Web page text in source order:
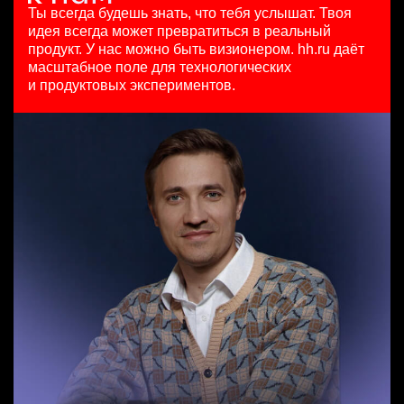
21 июл. 2026
з/п не указана
Санкт-Петербург
HeadHunter::Коммерческий департамент
Ташкент
Менеджер по продажам в сегменте малого и среднего
бизнеса
HeadHunter::Телефонные продажи
4 авг. 2026
з/п не указана
Москва
SMM-менеджер
HeadHunter::Департамент маркетинга
15 июл. 2026
з/п не указана
Ташкент
Ты всегда будешь знать, что тебя услышат. Твоя
идея всегда может превратиться в реальный
продукт. У нас можно быть визионером. hh.ru даёт
масштабное поле для технологических
и продуктовых экспериментов.